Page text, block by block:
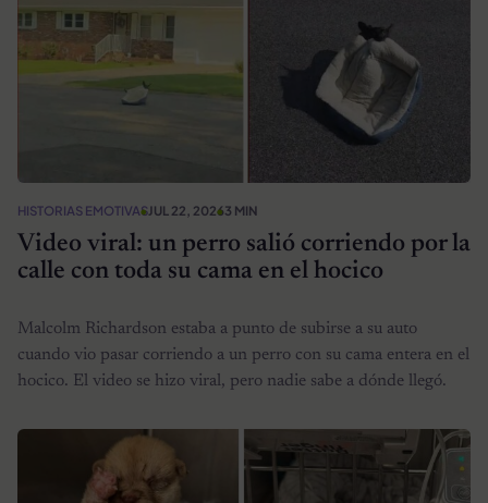
HISTORIAS EMOTIVASJUL 22, 20263 MIN
Video viral: un perro salió corriendo por la
calle con toda su cama en el hocico
Malcolm Richardson estaba a punto de subirse a su auto
cuando vio pasar corriendo a un perro con su cama entera en el
hocico. El video se hizo viral, pero nadie sabe a dónde llegó.